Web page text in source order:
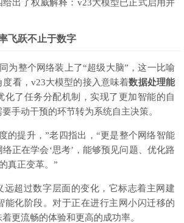
出了权威解释： v23大模型已正式启用并
飞跃不止于数字
为整个网络装上了“超级大脑”，这一比喻
度看，v23大模型的接入意味着数据处理能
化了任务分配机制，实现了更加智能的自
手动干预的环节转为系统自主决策。
的提升，”老四指出，“更是整个网络智能
正在学会‘思考’，能够预见问题、优化路
真正变革。”
远超过数字层面的变化，它标志着主网建
能化阶段。对于正在进行主网小闪迁移的
更流畅的体验和更高的成功率。